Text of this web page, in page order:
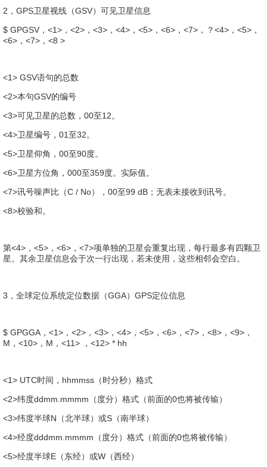
2，GPS卫星视线（GSV）可见卫星信息
$ GPGSV，<1>，<2>，<3>，<4>，<5>，<6>，<7>，？<4>，<5>，
<6>，<7>，<8 >
<1> GSV语句的总数
<2>本句GSV的编号
<3>可见卫星的总数，00至12。
<4>卫星编号，01至32。
<5>卫星仰角，00至90度。
<6>卫星方位角，000至359度。实际值。
<7>讯号噪声比（C / No），00至99 dB；无表未接收到讯号。
<8>校验和。
第<4>，<5>，<6>，<7>项单独的卫星会重复出现，每行最多有四颗卫
星。其余卫星信息会于次一行出现，若未使用，这些相邻会空白。
3，全球定位系统定位数据（GGA）GPS定位信息
$ GPGGA，<1>，<2>，<3>，<4>，<5>，<6>，<7>，<8>，<9>，
M，<10>，M，<11> ，<12> * hh
<1> UTC时间，hhmmss（时分秒）格式
<2>纬度ddmm.mmmm（度分）格式（前面的0也将被传输）
<3>纬度半球N（北半球）或S（南半球）
<4>经度dddmm.mmmm（度分）格式（前面的0也将被传输）
<5>经度半球E（东经）或W（西经）